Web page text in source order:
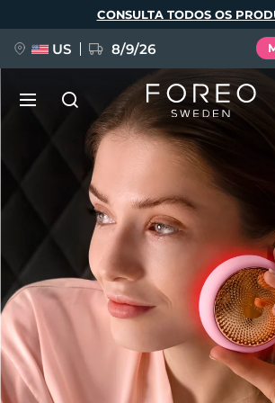
principal
CONSULTA TODOS OS
US 8/9/26
As
NOVIDADE
FAQ™ Pure Beauty-Tech Elixir
BREAKING NEWS
issa™ Teeth Whitening Set
Idioma
Deutsch
Français
Italiano
Polski
Svenska
Türkçe
简体中文